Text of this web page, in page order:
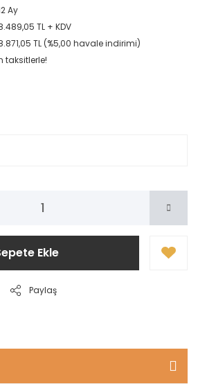
Ay
TL + KDV
TL (%5,00 havale indirimi)
taksitlerle!
Ekle
Paylaş